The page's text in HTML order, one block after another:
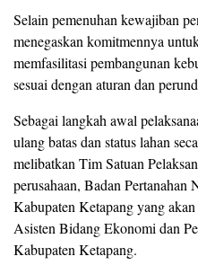
Selain pemenuhan kewajiban
menegaskan komitmennya
memfasilitasi pembangunan
sesuai dengan aturan dan
Sebagai langkah awal
ulang batas dan status lahan
melibatkan Tim Satuan
perusahaan, Badan Pertanahan
Kabupaten Ketapang yang
Asisten Bidang Ekonomi dan
Kabupaten Ketapang.